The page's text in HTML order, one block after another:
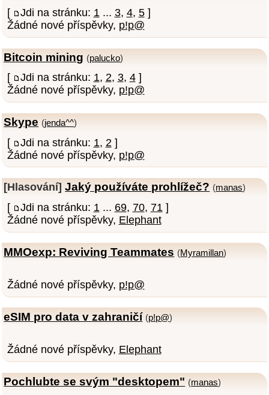
[ Jdi na stránku: 1... 3, 4, 5]
Žádné nové příspěvky, p!p@
Bitcoin mining (palucko)
[ Jdi na stránku: 1, 2, 3, 4]
Žádné nové příspěvky, p!p@
Skype (jenda^^)
[ Jdi na stránku: 1, 2 ]
Žádné nové příspěvky, p!p@
[Hlasování] Jaký používáte prohlížeč? (manas)
[ Jdi na stránku: 1 ... 69, 70, 71 ]
Žádné nové příspěvky, Elephant
MMOexp: Reviving Teammates (Myramillan)
Žádné nové příspěvky, p!p@
eSIM pro data v zahraničí (p!p@)
Žádné nové příspěvky, Elephant
Pochlubte se svým "desktopem" (manas)